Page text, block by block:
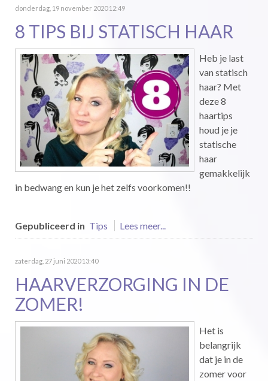
donderdag, 19 november 2020 12:49
8 TIPS BIJ STATISCH HAAR
Heb je last
van statisch
haar? Met
deze 8
haartips
houd je je
statische
haar
gemakkelijk
in bedwang en kun je het zelfs voorkomen!!
Gepubliceerd in Tips Lees meer...
zaterdag, 27 juni 2020 13:40
HAARVERZORGING IN DE
ZOMER!
Het is
belangrijk
dat je in de
zomer voor